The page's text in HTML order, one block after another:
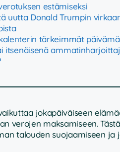
estämiseksi
uutta Donald Trumpin
tärkeimmät
itsenäisenä
jokapäiväiseen
verojen maksamiseen.
talouden suojaamiseen ja